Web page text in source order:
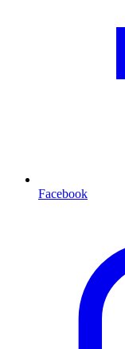
Facebook